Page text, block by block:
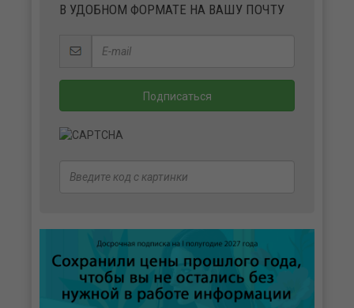
В УДОБНОМ ФОРМАТЕ НА ВАШУ ПОЧТУ